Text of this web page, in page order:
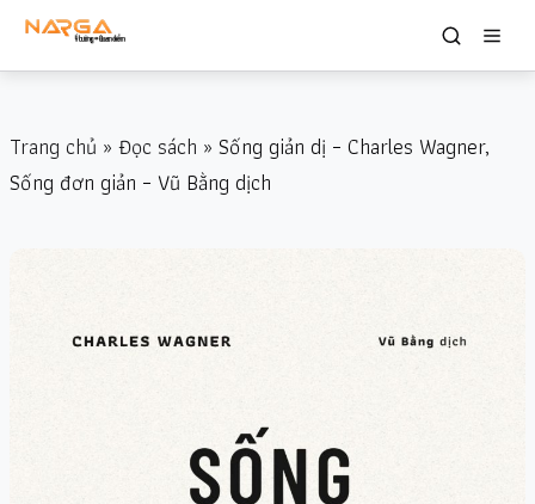
Trang chủ » Đọc sách » Sống giản dị – Charles Wagner,
Sống đơn giản – Vũ Bằng dịch